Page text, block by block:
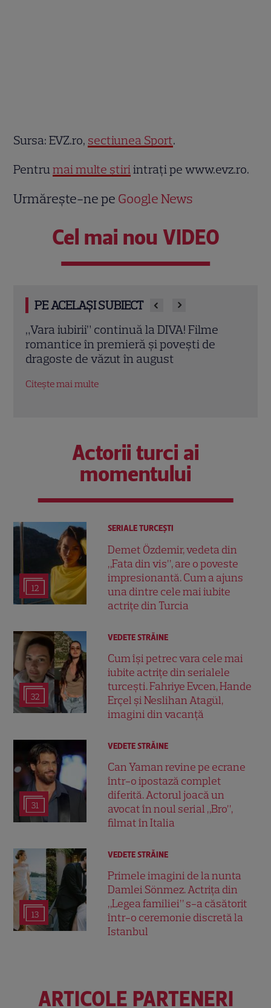
Sursa: EVZ.ro, sectiunea Sport.
Pentrumai multe ştiriintraţi pe www.evz.ro.
Urmărește-ne pe Google News
Cel mai nou VIDEO
PE ACELAȘI SUBIECT
Eva Pavel a început filmările pentru noul
sezon „Apel la consilier”. Ce pregătește
la Kanal D
Citește mai multe
Actorii turci ai
momentului
12
SERIALE TURCEŞTI
Demet Özdemir, vedeta din
„Fata din vis”, are o poveste
impresionantă. Cum a ajuns
una dintre cele mai iubite
actrițe din Turcia
32
VEDETE STRĂINE
Cum își petrec vara cele mai
iubite actrițe din serialele
turcești. Fahriye Evcen, Hande
Erçel și Neslihan Atagül,
imagini din vacanță
31
VEDETE STRĂINE
Can Yaman revine pe ecrane
într-o ipostază complet
diferită. Actorul joacă un
avocat în noul serial „Bro”,
filmat în Italia
13
VEDETE STRĂINE
Primele imagini de la nunta
Damlei Sönmez. Actrița din
„Legea familiei” s-a căsătorit
într-o ceremonie discretă la
Istanbul
ARTICOLE PARTENERI